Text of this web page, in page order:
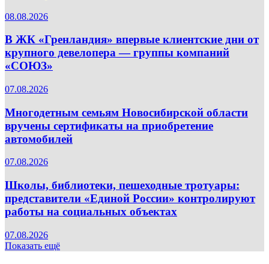
08.08.2026
В ЖК «Гренландия» впервые клиентские дни от
крупного девелопера — группы компаний
«СОЮЗ»
07.08.2026
Многодетным семьям Новосибирской области
вручены сертификаты на приобретение
автомобилей
07.08.2026
Школы, библиотеки, пешеходные тротуары:
представители «Единой России» контролируют
работы на социальных объектах
07.08.2026
Показать ещё